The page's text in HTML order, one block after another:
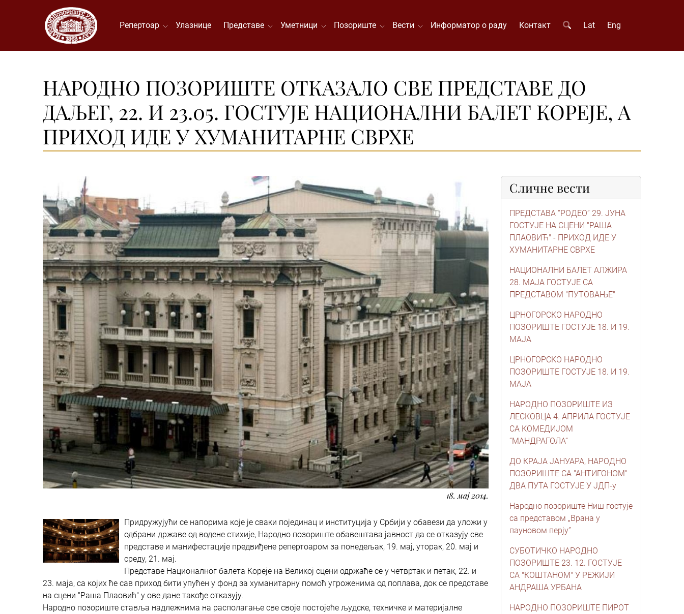
Репертоар Улазнице Представе Уметници Позориште Вести Информатор о раду Контакт Lat Eng
НАРОДНО ПОЗОРИШТЕ ОТКАЗАЛО СВЕ ПРЕДСТАВЕ ДО
ДАЉЕГ, 22. И 23.05. ГОСТУЈЕ НАЦИОНАЛНИ БАЛЕТ КОРЕЈЕ, А
ПРИХОД ИДЕ У ХУМАНИТАРНЕ СВРХЕ
18. мај 2014.
Придружујући се напорима које је сваки појединац и институција у Србији у обавези да уложи у
одбрани државе од водене стихије, Народно позориште обавештава јавност да се отказују све
представе и манифестације предвиђене репертоаром за понедељак, 19. мај, уторак, 20. мај и
среду, 21. мај.
Представе Националног балета Кореје на Великој сцени одржаће се у четвртак и петак, 22. и
23. маја, са којих ће сав приход бити упућен у фонд за хуманитарну помоћ угроженима од поплава, док се представе
на сцени "Раша Плаовић" у ове дане такође отказују.
Народно позориште ставља надлежнима на располагање све своје постојеће људске, техничке и материјалне
Сличне вести
ПРЕДСТАВА “РОДЕО” 29. ЈУНА
ГОСТУЈЕ НА СЦЕНИ "РАША
ПЛАОВИЋ" - ПРИХОД ИДЕ У
ХУМАНИТАРНЕ СВРХЕ
НАЦИОНАЛНИ БАЛЕТ АЛЖИРА
28. МАЈА ГОСТУЈЕ СА
ПРЕДСТАВОМ "ПУТОВАЊЕ"
ЦРНОГОРСКО НАРОДНО
ПОЗОРИШТЕ ГОСТУЈЕ 18. И 19.
МАЈА
ЦРНОГОРСКО НАРОДНО
ПОЗОРИШТЕ ГОСТУЈЕ 18. И 19.
МАЈА
НАРОДНО ПОЗОРИШТЕ ИЗ
ЛЕСКОВЦА 4. АПРИЛА ГОСТУЈЕ
СА КОМЕДИЈОМ
“МАНДРАГОЛА“
ДО КРАЈА ЈАНУАРА, НАРОДНО
ПОЗОРИШТЕ СА "АНТИГОНОМ"
ДВА ПУТА ГОСТУЈЕ У ЈДП-у
Народно позориште Ниш гостује
са представом „Врана у
пауновом перју”
СУБОТИЧКО НАРОДНО
ПОЗОРИШТЕ 23. 12. ГОСТУЈЕ
СА "КОШТАНОМ" У РЕЖИЈИ
АНДРАША УРБАНА
НАРОДНО ПОЗОРИШТЕ ПИРОТ